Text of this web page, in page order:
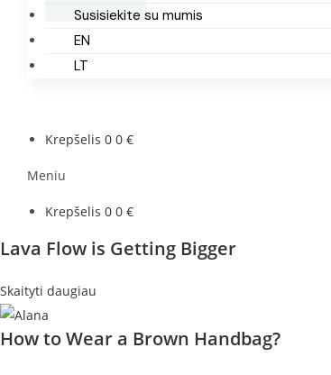
Susisiekite su mumis
EN
LT
Krepšelis 0 0 €
Meniu
Krepšelis 0 0 €
Lava Flow is Getting Bigger
Skaityti daugiau
How to Wear a Brown Handbag?